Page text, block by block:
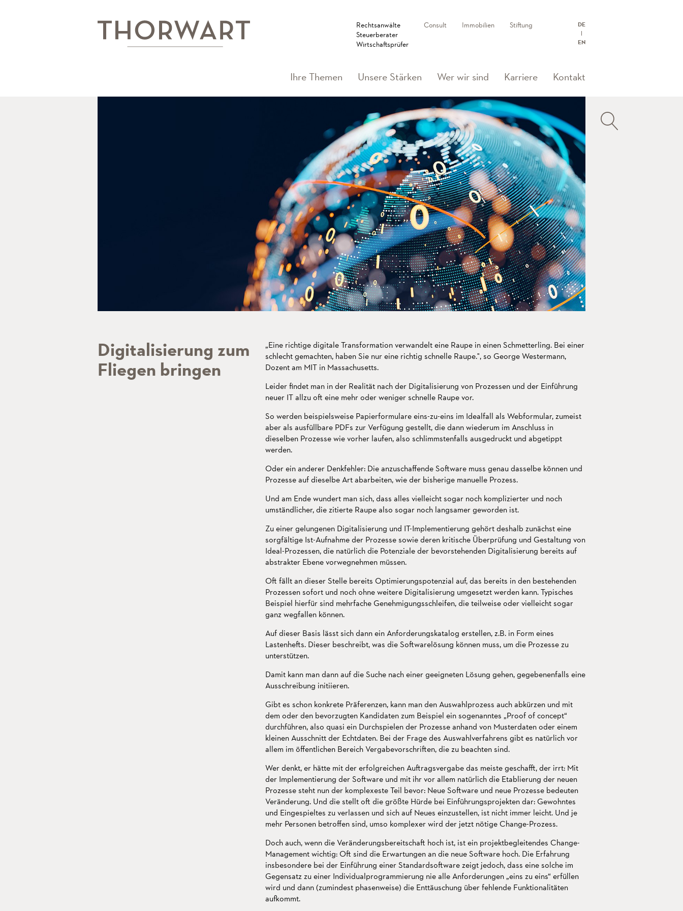
Rechtsanwälte
Steuerberater
Wirtschaftsprüfer
Consult Immobilien Stiftung DE
EN
Ihre Themen Unsere Stärken Wer wir sind Karriere Kontakt
Digitalisierung zum
Fliegen bringen
„Eine richtige digitale Transformation verwandelt eine Raupe in einen Schmetterling. Bei einer
schlecht gemachten, haben Sie nur eine richtig schnelle Raupe.", so George Westermann,
Dozent am MIT in Massachusetts.
Leider findet man in der Realität nach der Digitalisierung von Prozessen und der Einführung
neuer IT allzu oft eine mehr oder weniger schnelle Raupe vor.
So werden beispielsweise Papierformulare eins-zu-eins im Idealfall als Webformular, zumeist
aber als ausfüllbare PDFs zur Verfügung gestellt, die dann wiederum im Anschluss in
dieselben Prozesse wie vorher laufen, also schlimmstenfalls ausgedruckt und abgetippt
werden.
Oder ein anderer Denkfehler: Die anzuschaffende Software muss genau dasselbe können und
Prozesse auf dieselbe Art abarbeiten, wie der bisherige manuelle Prozess.
Und am Ende wundert man sich, dass alles vielleicht sogar noch komplizierter und noch
umständlicher, die zitierte Raupe also sogar noch langsamer geworden ist.
Zu einer gelungenen Digitalisierung und IT-Implementierung gehört deshalb zunächst eine
sorgfältige Ist-Aufnahme der Prozesse sowie deren kritische Überprüfung und Gestaltung von
Ideal-Prozessen, die natürlich die Potenziale der bevorstehenden Digitalisierung bereits auf
abstrakter Ebene vorwegnehmen müssen.
Oft fällt an dieser Stelle bereits Optimierungspotenzial auf, das bereits in den bestehenden
Prozessen sofort und noch ohne weitere Digitalisierung umgesetzt werden kann. Typisches
Beispiel hierfür sind mehrfache Genehmigungsschleifen, die teilweise oder vielleicht sogar
ganz wegfallen können.
Auf dieser Basis lässt sich dann ein Anforderungskatalog erstellen, z.B. in Form eines
Lastenhefts. Dieser beschreibt, was die Softwarelösung können muss, um die Prozesse zu
unterstützen.
Damit kann man dann auf die Suche nach einer geeigneten Lösung gehen, gegebenenfalls eine
Ausschreibung initiieren.
Gibt es schon konkrete Präferenzen, kann man den Auswahlprozess auch abkürzen und mit
dem oder den bevorzugten Kandidaten zum Beispiel ein sogenanntes „Proof of concept“
durchführen, also quasi ein Durchspielen der Prozesse anhand von Musterdaten oder einem
kleinen Ausschnitt der Echtdaten. Bei der Frage des Auswahlverfahrens gibt es natürlich vor
allem im öffentlichen Bereich Vergabevorschriften, die zu beachten sind.
Wer denkt, er hätte mit der erfolgreichen Auftragsvergabe das meiste geschafft, der irrt: Mit
der Implementierung der Software und mit ihr vor allem natürlich die Etablierung der neuen
Prozesse steht nun der komplexeste Teil bevor: Neue Software und neue Prozesse bedeuten
Veränderung. Und die stellt oft die größte Hürde bei Einführungsprojekten dar: Gewohntes
und Eingespieltes zu verlassen und sich auf Neues einzustellen, ist nicht immer leicht. Und je
mehr Personen betroffen sind, umso komplexer wird der jetzt nötige Change-Prozess.
Doch auch, wenn die Veränderungsbereitschaft hoch ist, ist ein projektbegleitendes Change-
Management wichtig: Oft sind die Erwartungen an die neue Software hoch. Die Erfahrung
insbesondere bei der Einführung einer Standardsoftware zeigt jedoch, dass eine solche im
Gegensatz zu einer Individualprogrammierung nie alle Anforderungen „eins zu eins“ erfüllen
wird und dann (zumindest phasenweise) die Enttäuschung über fehlende Funktionalitäten
aufkommt.